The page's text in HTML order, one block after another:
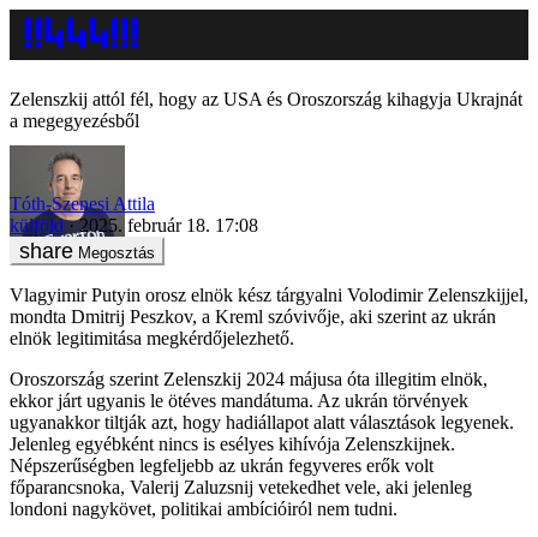
Zelenszkij attól fél, hogy az USA és Oroszország kihagyja Ukrajnát
a megegyezésből
Tóth-Szenesi Attila
külföld
2025. február 18. 17:08
Megosztás
Vlagyimir Putyin orosz elnök kész tárgyalni Volodimir Zelenszkijjel,
mondta Dmitrij Peszkov, a Kreml szóvivője, aki szerint az ukrán
elnök legitimitása megkérdőjelezhető.
Oroszország szerint Zelenszkij 2024 májusa óta illegitim elnök,
ekkor járt ugyanis le ötéves mandátuma. Az ukrán törvények
ugyanakkor tiltják azt, hogy hadiállapot alatt választások legyenek.
Jelenleg egyébként nincs is esélyes kihívója Zelenszkijnek.
Népszerűségben legfeljebb az ukrán fegyveres erők volt
főparancsnoka, Valerij Zaluzsnij vetekedhet vele, aki jelenleg
londoni nagykövet, politikai ambícióiról nem tudni.